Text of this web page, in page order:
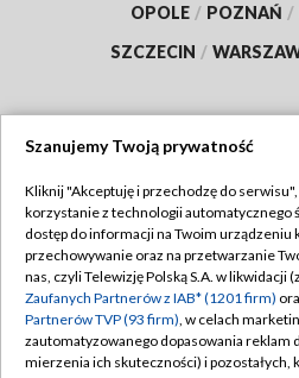
OPOLE / POZNAŃ /
SZCZECIN /
TVP
Abonament TVP
Emisja w TVP
Centrum informacji TVP
Naziemna Telewizja Cyfrowa
Polityka
Moje
Szanujemy Twoją prywatność
Kliknij "Akceptuję i przechodzę do serwisu",
korzystanie z technologii automatycznego
dostęp do informacji na Twoim urządzeniu
przechowywanie oraz na przetwarzanie
nas, czyli Telewizję Polską S.A. w likwidacji
Zaufanych Partnerów z IAB* (1201 firm)
Partnerów TVP (93 firm), w celach
zautomatyzowanego dopasowania reklam
mierzenia ich skuteczności) i pozostałych,